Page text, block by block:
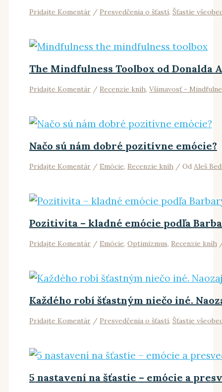
Pridajte Komentár / Presvedčenia o šťastí, Šťastie
The Mindfulness Toolbox od Donalda
Pridajte Komentár / Recenzie kníh, Všímavosť -
Načo sú nám dobré pozitívne emócie?
Pridajte Komentár / Emócie, Recenzie kníh/ Od Aleš
Pozitivita – kladné emócie podľa
Pridajte Komentár / Emócie, Optimizmus, Recenzie kníh/
Každého robí šťastným niečo iné.
Pridajte Komentár / Presvedčenia o šťastí, Šťastie
5 nastavení na šťastie – emócie a